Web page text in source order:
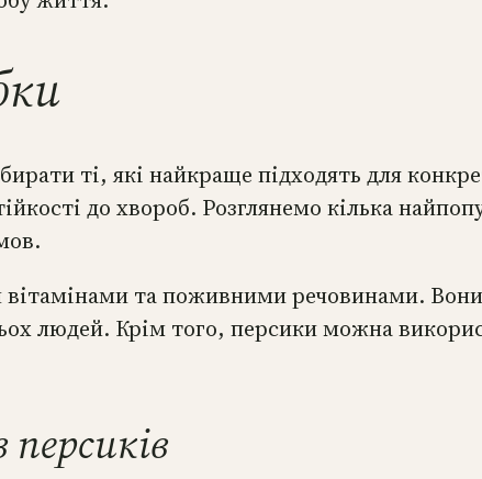
ті, які найкраще підходять для
до хвороб. Розглянемо кілька
та поживними речовинами.
людей. Крім того, персики можна